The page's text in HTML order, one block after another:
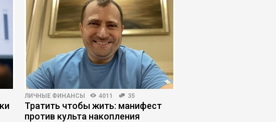
ЛИЧНЫЕ ФИНАНСЫ 4011 35
Тратить чтобы жить: манифест
против культа накопления